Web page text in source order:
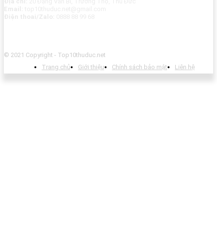
© 2021 Copyright - Top10thuduc.net
Trang chủ
Giới thiệu Chính sách bảo mật Liên hệ